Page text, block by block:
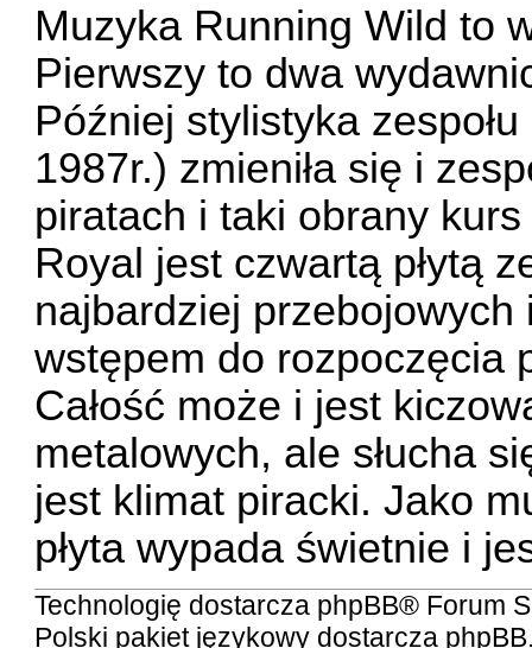
Muzyka Running Wild to
Pierwszy to dwa
Później stylistyka
1987r.) zmieniła się i
piratach i taki obrany
Royal jest czwartą płytą
najbardziej
wstępem do rozpoczęcia
Całość może i jest
metalowych, ale słucha
jest klimat piracki. Jako
płyta wypada świetnie i
Technologię dostarcza phpBB® Forum
Polski pakiet językowy dostarcza